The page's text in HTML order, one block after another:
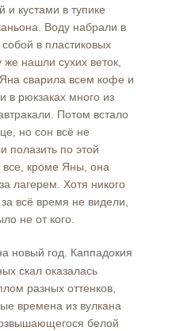
и кустами в тупике
Воду набрали в
в пластиковых
нашли сухих веток,
сварила всем кофе и
в рюкзаках много из
Потом встало
но сон всё не
полазить по этой
все, кроме Яны, она
лагерем. Хотя никого
всё время не видели,
не от кого.
скал оказалась
разных оттенков,
времена из вулкана
белой